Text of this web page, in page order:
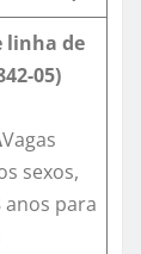
linha de
05)
Vagas
sexos,
anos para